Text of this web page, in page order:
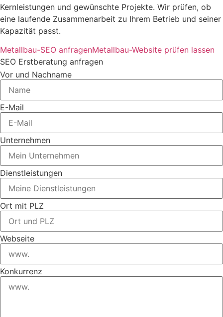
Kernleistungen und gewünschte Projekte. Wir prüfen, ob
eine laufende Zusammenarbeit zu Ihrem Betrieb und seiner
Kapazität passt.
Metallbau-SEO anfragenMetallbau-Website prüfen lassen
SEO Erstberatung anfragen
Vor und Nachname
E-Mail
Unternehmen
Dienstleistungen
Ort mit PLZ
Webseite
Konkurrenz